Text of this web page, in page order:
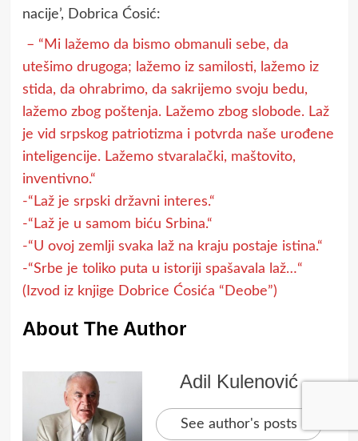
nacije’, Dobrica Ćosić:
– “Mi lažemo da bismo obmanuli sebe, da
utešimo drugoga; lažemo iz samilosti, lažemo iz
stida, da ohrabrimo, da sakrijemo svoju bedu,
lažemo zbog poštenja. Lažemo zbog slobode. Laž
je vid srpskog patriotizma i potvrda naše urođene
inteligencije. Lažemo stvaralački, maštovito,
inventivno.“
-“Laž je srpski državni interes.“
-“Laž je u samom biću Srbina.“
-“U ovoj zemlji svaka laž na kraju postaje istina.“
-“Srbe je toliko puta u istoriji spašavala laž…“
(Izvod iz knjige Dobrice Ćosića “Deobe”)
About The Author
Adil Kulenović
See author's posts